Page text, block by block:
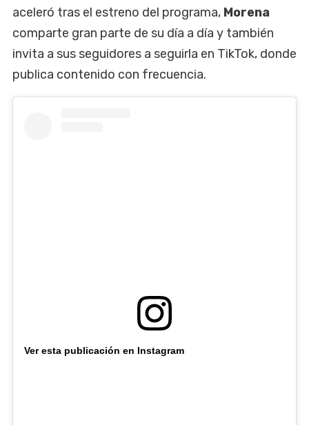
aceleró tras el estreno del programa, Morena
comparte gran parte de su día a día y también
invita a sus seguidores a seguirla en TikTok, donde
publica contenido con frecuencia.
Ver esta publicación en Instagram